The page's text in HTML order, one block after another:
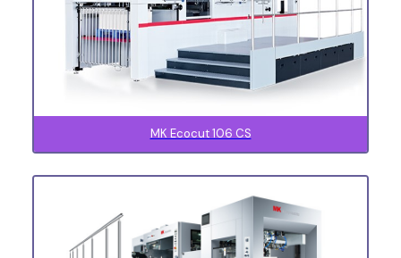
MK Ecocut 106 CS